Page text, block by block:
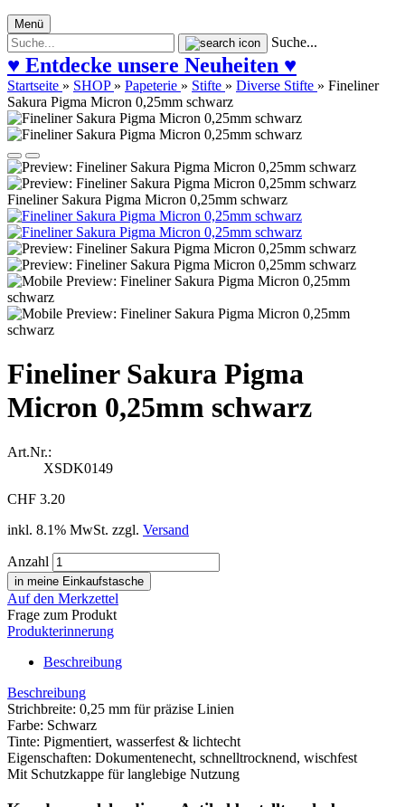
Menü
Suche...
♥ Entdecke unsere Neuheiten ♥
Startseite » SHOP » Papeterie » Stifte » Diverse Stifte » Fineliner
Sakura Pigma Micron 0,25mm schwarz
Fineliner Sakura Pigma Micron 0,25mm schwarz
Fineliner Sakura Pigma
Micron 0,25mm schwarz
Art.Nr.:
XSDK0149
CHF 3.20
inkl. 8.1% MwSt. zzgl. Versand
Anzahl
Auf den Merkzettel
Frage zum Produkt
Produkterinnerung
Beschreibung
Beschreibung
Strichbreite: 0,25 mm für präzise Linien
Farbe: Schwarz
Tinte: Pigmentiert, wasserfest & lichtecht
Eigenschaften: Dokumentenecht, schnelltrocknend, wischfest
Mit Schutzkappe für langlebige Nutzung